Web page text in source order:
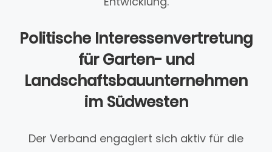
Politische Interessenvertretung
für Garten- und
Landschaftsbauunternehmen
im Südwesten
Der Verband engagiert sich aktiv für die